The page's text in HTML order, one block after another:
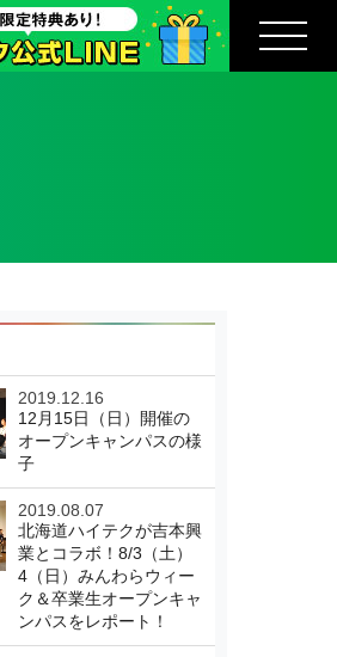
2019.12.16
12月15日（日）開催の
オープンキャンパスの様
子
2019.08.07
北海道ハイテクが吉本興
業とコラボ！8/3（土）
4（日）みんわらウィー
ク＆卒業生オープンキャ
ンパスをレポート！